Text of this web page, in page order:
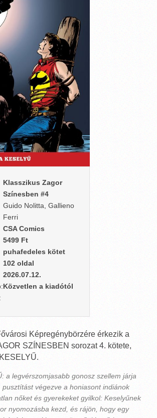
Klasszikus Zagor
Színesben #4
Guido Nolitta, Gallieno
Ferri
CSA Comics
5499 Ft
puhafedeles kötet
102 oldal
2026.07.12.
Közvetlen a kiadótól
Képregénybörzére érkezik a
SZÍNESBEN sorozat 4. kötete,
a legvérszomjasabb gonosz szellem járja
pusztítást végezve a honiasont indiánok
nőket és gyerekeket gyilkol: Keselyűnek
nyomozásba kezd, és rájön, hogy egy